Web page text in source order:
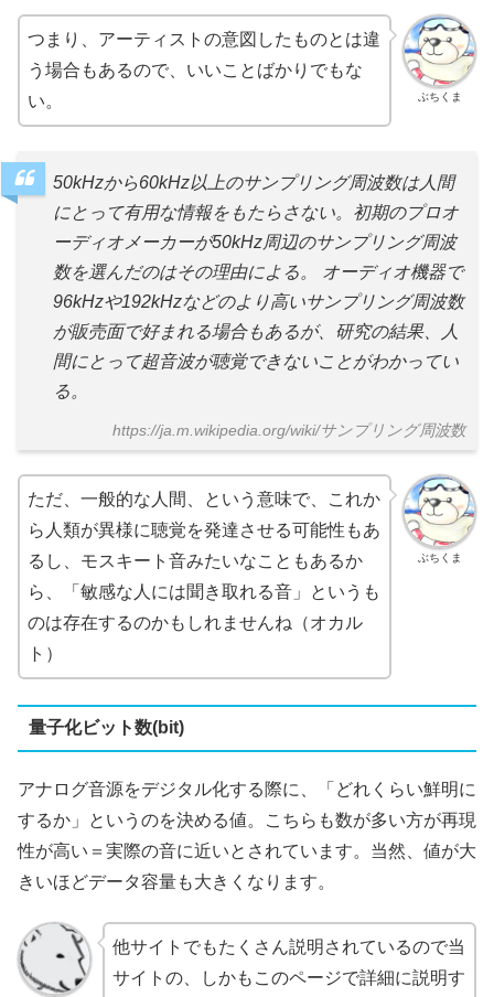
ぶちくま
つまり、アーティストの意図したものとは違
う場合もあるので、いいことばかりでもな
い。
50kHzから60kHz以上のサンプリング周波数は人間
にとって有用な情報をもたらさない。初期のプロオ
ーディオメーカーが50kHz周辺のサンプリング周波
数を選んだのはその理由による。 オーディオ機器で
96kHzや192kHzなどのより高いサンプリング周波数
が販売面で好まれる場合もあるが、研究の結果、人
間にとって超音波が聴覚できないことがわかってい
る。
https://ja.m.wikipedia.org/wiki/サンプリング周波数
ぶちくま
ただ、一般的な人間、という意味で、これか
ら人類が異様に聴覚を発達させる可能性もあ
るし、モスキート音みたいなこともあるか
ら、「敏感な人には聞き取れる音」というも
のは存在するのかもしれませんね（オカル
ト）
量子化ビット数(bit)
アナログ音源をデジタル化する際に、「どれくらい鮮明に
するか」というのを決める値。こちらも数が多い方が再現
性が高い＝実際の音に近いとされています。当然、値が大
きいほどデータ容量も大きくなります。
他サイトでもたくさん説明されているので当
サイトの、しかもこのページで詳細に説明す